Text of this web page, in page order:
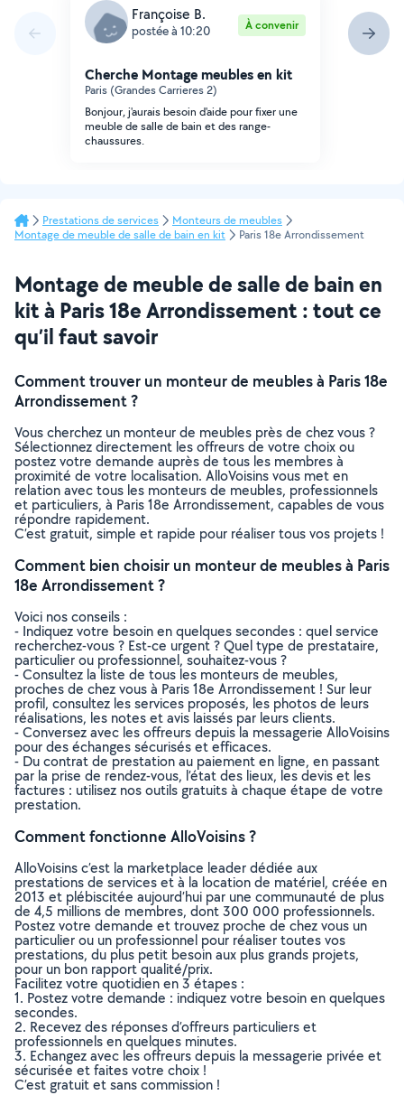
Françoise B.
postée à 10:20 À convenir
Cherche Montage meubles en kit
Paris (Grandes Carrieres 2)
Bonjour, j'aurais besoin d'aide pour fixer une
meuble de salle de bain et des range-
chaussures.
Prestations de services
Monteurs de meubles
Montage de meuble de salle de bain en kit
Paris 18e Arrondissement
Montage de meuble de salle de bain en
kit à Paris 18e Arrondissement : tout ce
qu’il faut savoir
Comment trouver un monteur de meubles à Paris 18e
Arrondissement ?
Vous cherchez un monteur de meubles près de chez vous ?
Sélectionnez directement les offreurs de votre choix ou
postez votre demande auprès de tous les membres à
proximité de votre localisation. AlloVoisins vous met en
relation avec tous les monteurs de meubles, professionnels
et particuliers, à Paris 18e Arrondissement, capables de vous
répondre rapidement.
C’est gratuit, simple et rapide pour réaliser tous vos projets !
Comment bien choisir un monteur de meubles à Paris
18e Arrondissement ?
Voici nos conseils :
- Indiquez votre besoin en quelques secondes : quel service
recherchez-vous ? Est-ce urgent ? Quel type de prestataire,
particulier ou professionnel, souhaitez-vous ?
- Consultez la liste de tous les monteurs de meubles,
proches de chez vous à Paris 18e Arrondissement ! Sur leur
profil, consultez les services proposés, les photos de leurs
réalisations, les notes et avis laissés par leurs clients.
- Conversez avec les offreurs depuis la messagerie AlloVoisins
pour des échanges sécurisés et efficaces.
- Du contrat de prestation au paiement en ligne, en passant
par la prise de rendez-vous, l’état des lieux, les devis et les
factures : utilisez nos outils gratuits à chaque étape de votre
prestation.
Comment fonctionne AlloVoisins ?
AlloVoisins c’est la marketplace leader dédiée aux
prestations de services et à la location de matériel, créée en
2013 et plébiscitée aujourd’hui par une communauté de plus
de 4,5 millions de membres, dont 300 000 professionnels.
Postez votre demande et trouvez proche de chez vous un
particulier ou un professionnel pour réaliser toutes vos
prestations, du plus petit besoin aux plus grands projets,
pour un bon rapport qualité/prix.
Facilitez votre quotidien en 3 étapes :
1. Postez votre demande : indiquez votre besoin en quelques
secondes.
2. Recevez des réponses d’offreurs particuliers et
professionnels en quelques minutes.
3. Echangez avec les offreurs depuis la messagerie privée et
sécurisée et faites votre choix !
C’est gratuit et sans commission !